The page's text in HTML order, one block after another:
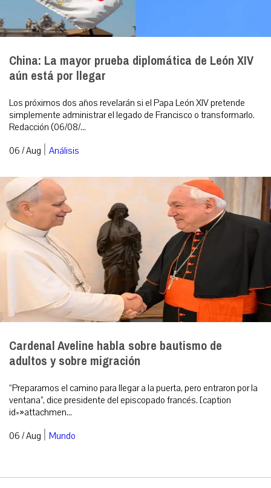
China: La mayor prueba diplomática de León XIV
aún está por llegar
Los próximos dos años revelarán si el Papa León XIV pretende
simplemente administrar el legado de Francisco o transformarlo.
Redacción (06/08/...
06 / Aug | Análisis
Cardenal Aveline habla sobre bautismo de
adultos y sobre migración
“Preparamos el camino para llegar a la puerta, pero entraron por la
ventana”, dice presidente del episcopado francés. [caption
id=»attachmen...
06 / Aug | Mundo